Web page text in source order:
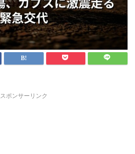
スポンサーリンク